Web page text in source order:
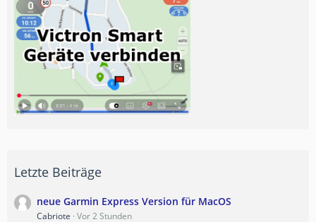
Letzte Beiträge
neue Garmin Express Version für MacOS
Cabriote Vor 2 Stunden